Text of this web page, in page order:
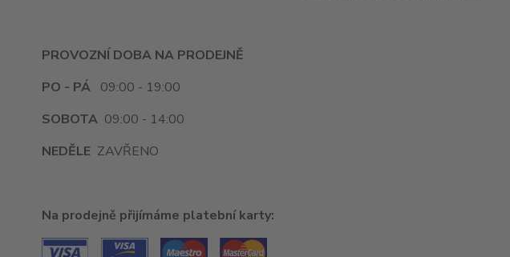
PROVOZNÍ DOBA NA PRODEJNĚ
PO - PÁ 09:00 - 19:00
SOBOTA 09:00 - 14:00
NEDĚLE ZAVŘENO
Na prodejně přijímáme platební karty: